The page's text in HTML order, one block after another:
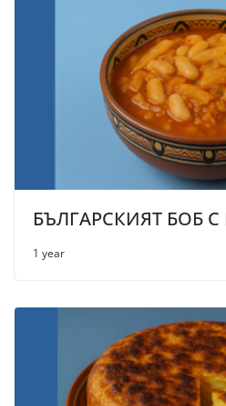
БЪЛГАРСКИЯТ БОБ
1 year